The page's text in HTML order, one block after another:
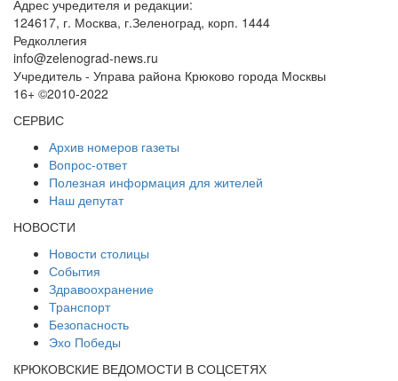
Адрес учредителя и редакции:
124617, г. Москва, г.Зеленоград, корп. 1444
Редколлегия
info@zelenograd-news.ru
Учредитель - Управа района Крюково города Москвы
16+ ©2010-2022
СЕРВИС
Архив номеров газеты
Вопрос-ответ
Полезная информация для жителей
Наш депутат
НОВОСТИ
Новости столицы
События
Здравоохранение
Транспорт
Безопасность
Эхо Победы
КРЮКОВСКИЕ ВЕДОМОСТИ В СОЦСЕТЯХ